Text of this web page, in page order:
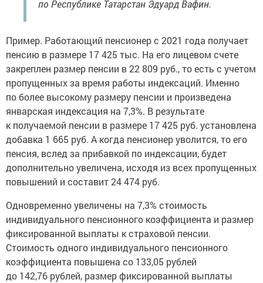
по Республике Татарстан Эдуард Вафин.
Пример. Работающий пенсионер с 2021 года получает
пенсию в размере 17 425 тыс. На его лицевом счете
закреплен размер пенсии в 22 809 руб., то есть с учетом
пропущенных за время работы индексаций. Именно
по более высокому размеру пенсии и произведена
январская индексация на 7,3%. В результате
к получаемой пенсии в размере 17 425 руб. установлена
добавка 1 665 руб. А когда пенсионер уволится, то его
пенсия, вслед за прибавкой по индексации, будет
дополнительно увеличена, исходя из всех пропущенных
повышений и составит 24 474 руб.
Одновременно увеличены на 7,3% стоимость
индивидуального пенсионного коэффициента и размер
фиксированной выплаты к страховой пенсии.
Стоимость одного индивидуального пенсионного
коэффициента повышена со 133,05 рублей
до 142,76 рублей, размер фиксированной выплаты